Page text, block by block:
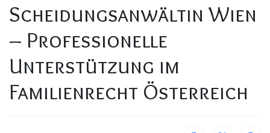
Scheidungsanwältin Wien
– Professionelle
Unterstützung im
Familienrecht Österreich